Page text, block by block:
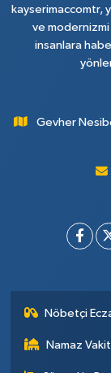
kayserimaccomtr,
ve modernizmi
insanlara
Gevher
Nöbetçi
Namaz